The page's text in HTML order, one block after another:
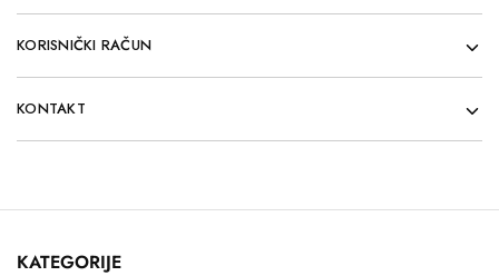
KORISNIČKI RAČUN
KONTAKT
KATEGORIJE